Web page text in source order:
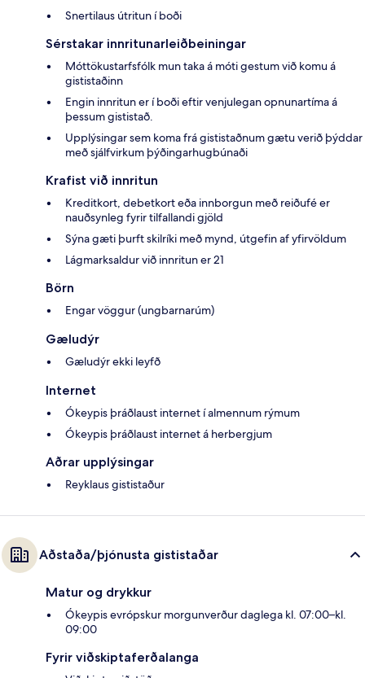
Snertilaus útritun í boði
Sérstakar innritunarleiðbeiningar
Móttökustarfsfólk mun taka á móti gestum við komu á
gististaðinn
Engin innritun er í boði eftir venjulegan opnunartíma á
þessum gististað.
Upplýsingar sem koma frá gististaðnum gætu verið þýddar
með sjálfvirkum þýðingarhugbúnaði
Krafist við innritun
Kreditkort, debetkort eða innborgun með reiðufé er
nauðsynleg fyrir tilfallandi gjöld
Sýna gæti þurft skilríki með mynd, útgefin af yfirvöldum
Lágmarksaldur við innritun er 21
Börn
Engar vöggur (ungbarnarúm)
Gæludýr
Gæludýr ekki leyfð
Internet
Ókeypis þráðlaust internet í almennum rýmum
Ókeypis þráðlaust internet á herbergjum
Aðrar upplýsingar
Reyklaus gististaður
Aðstaða/þjónusta gististaðar
Matur og drykkur
Ókeypis evrópskur morgunverður daglega kl. 07:00–kl.
09:00
Fyrir viðskiptaferðalanga